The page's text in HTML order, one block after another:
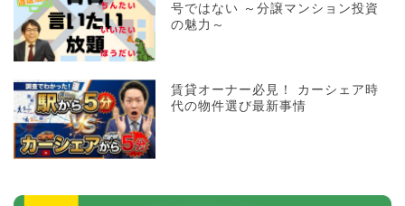
号ではない ～分譲マンション投資
の魅力～
賃貸オーナー必見！ カーシェア時
代の物件選び最新事情